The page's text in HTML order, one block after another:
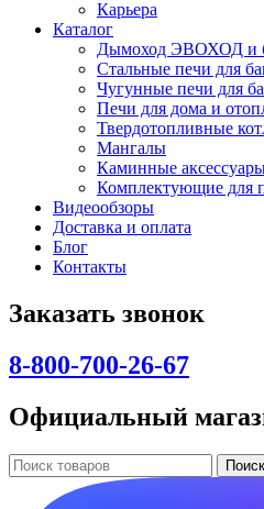
Карьера
Каталог
Дымоход ЭВОХОД и
Стальные печи для
Чугунные печи для
Печи для дома и
Твердотопливные
Мангалы
Каминные
Комплектующие для
Видеообзоры
Доставка и оплата
Блог
Контакты
Заказать звонок
8-800-700-26-67
Официальный
Поиск